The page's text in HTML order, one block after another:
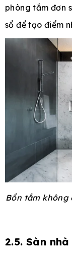
phòng tắm đơn
sổ để tạo điểm
Bồn tắm không
2.5. Sàn